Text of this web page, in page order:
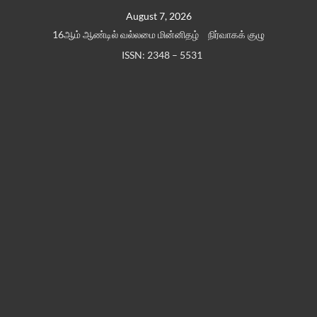
August 7, 2026
16ஆம் ஆண்டில் வல்லமை மின்னிதழ்
நிர்வாகக் குழு
ISSN: 2348 – 5531